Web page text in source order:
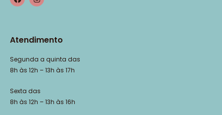
Atendimento
Segunda a quinta das
8h às 12h – 13h às 17h
Sexta das
8h às 12h – 13h às 16h